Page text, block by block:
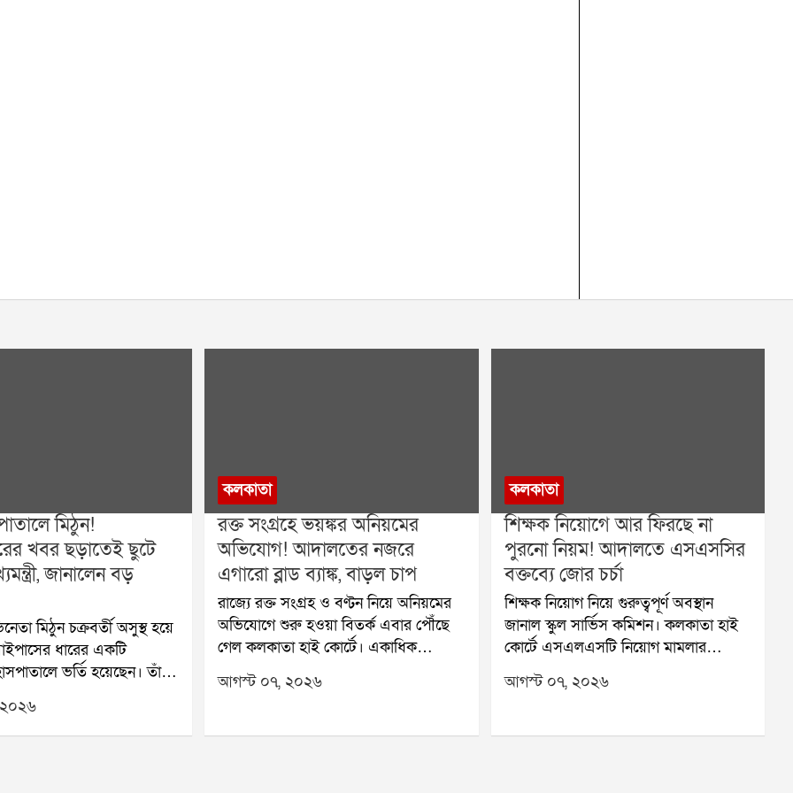
মিঠুন!
খবর ছড়াতেই ছুটে
জানালেন বড়
মিঠুন চক্রবর্তী অসুস্থ হয়ে
ধারের একটি
ভর্তি হয়েছেন। তাঁর
বলে হাসপাতাল সূত্রে
শুক্রবার সকালে তাঁকে
পৌঁছান মুখ্যমন্ত্রী শুভেন্দু
কলকাতা
রক্ত সংগ্রহে ভয়ঙ্কর অনিয়মের
অভিযোগ! আদালতের নজরে
এগারো ব্লাড ব্যাঙ্ক, বাড়ল চাপ
রাজ্যে রক্ত সংগ্রহ ও বণ্টন নিয়ে অনিয়মের
অভিযোগে শুরু হওয়া বিতর্ক এবার পৌঁছে
গেল কলকাতা হাই কোর্টে। একাধিক
বেসরকারি ব্লাড ব্যাঙ্কের বিরুদ্ধে তদন্ত শুরু
হওয়ার পর পাড়ায় পাড়ায় রক্তদান শিবির
রাজ্য স্বাস্থ্য দপ্তর। সেই নির্দেশের বিরোধিতা
আগস্ট ০৭, ২০২৬
কলকাতা
শিক্ষক নিয়োগে আর ফিরছে না
পুরনো নিয়ম! আদালতে এসএসসির
বক্তব্যে জোর চর্চা
শিক্ষক নিয়োগ নিয়ে গুরুত্বপূর্ণ অবস্থান
জানাল স্কুল সার্ভিস কমিশন। কলকাতা হাই
কোর্টে এসএলএসটি নিয়োগ মামলার
শুনানিতে কমিশন স্পষ্ট জানিয়েছে,
ভবিষ্যতের নিয়োগ ২০২৫ সালের নতুন
মামলার পরবর্তী শুনানির সম্ভাবনা রয়েছে।
আগস্ট ০৭, ২০২৬